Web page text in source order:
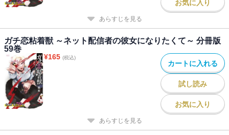
お気に入り
あらすじを見る
ガチ恋粘着獣 ～ネット配信者の彼女になりたくて～ 分冊版
59巻
¥165 (税込)
カートに入れる
試し読み
お気に入り
あらすじを見る